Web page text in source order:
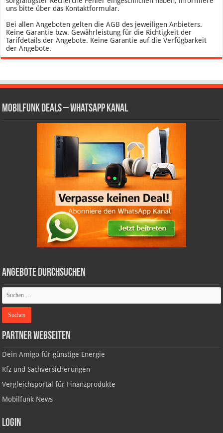
uns bitte über das Kontaktformular.
Bei allen Angeboten gelten die AGB des jeweiligen Anbieters.
Keine Garantie bzw. Gewährleistung für die Richtigkeit der
Tarifdetails der Angebote. Keine Garantie auf die Verfügbarkeit
der Angebote.
Mobilfunk Deals – WhatsApp Kanal
Angebote durchsuchen
Partner Webseiten
Dein Amigo für günstige Energie
Kfz und Sachversicherungen
Vergleichsportal für Finanzprodukte
Mobilfunk News
Login